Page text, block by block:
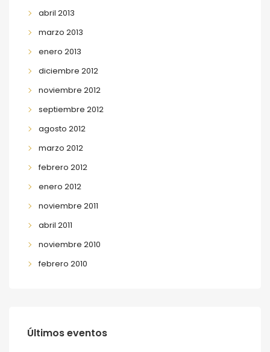
abril 2013
marzo 2013
enero 2013
diciembre 2012
noviembre 2012
septiembre 2012
agosto 2012
marzo 2012
febrero 2012
enero 2012
noviembre 2011
abril 2011
noviembre 2010
febrero 2010
Últimos eventos